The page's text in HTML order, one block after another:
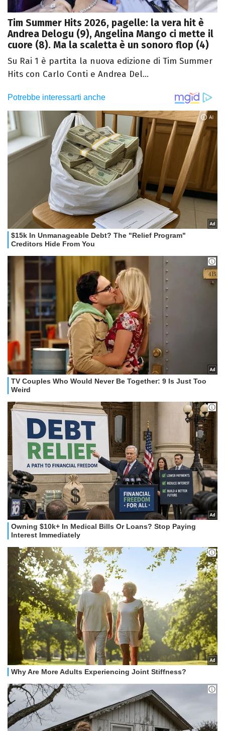
Tim Summer Hits 2026, pagelle: la vera hit è
Andrea Delogu (9), Angelina Mango ci mette il
cuore (8). Ma la scaletta è un sonoro flop (4)
Su Rai 1 è partita la nuova edizione di Tim Summer
Hits con Carlo Conti e Andrea Del...